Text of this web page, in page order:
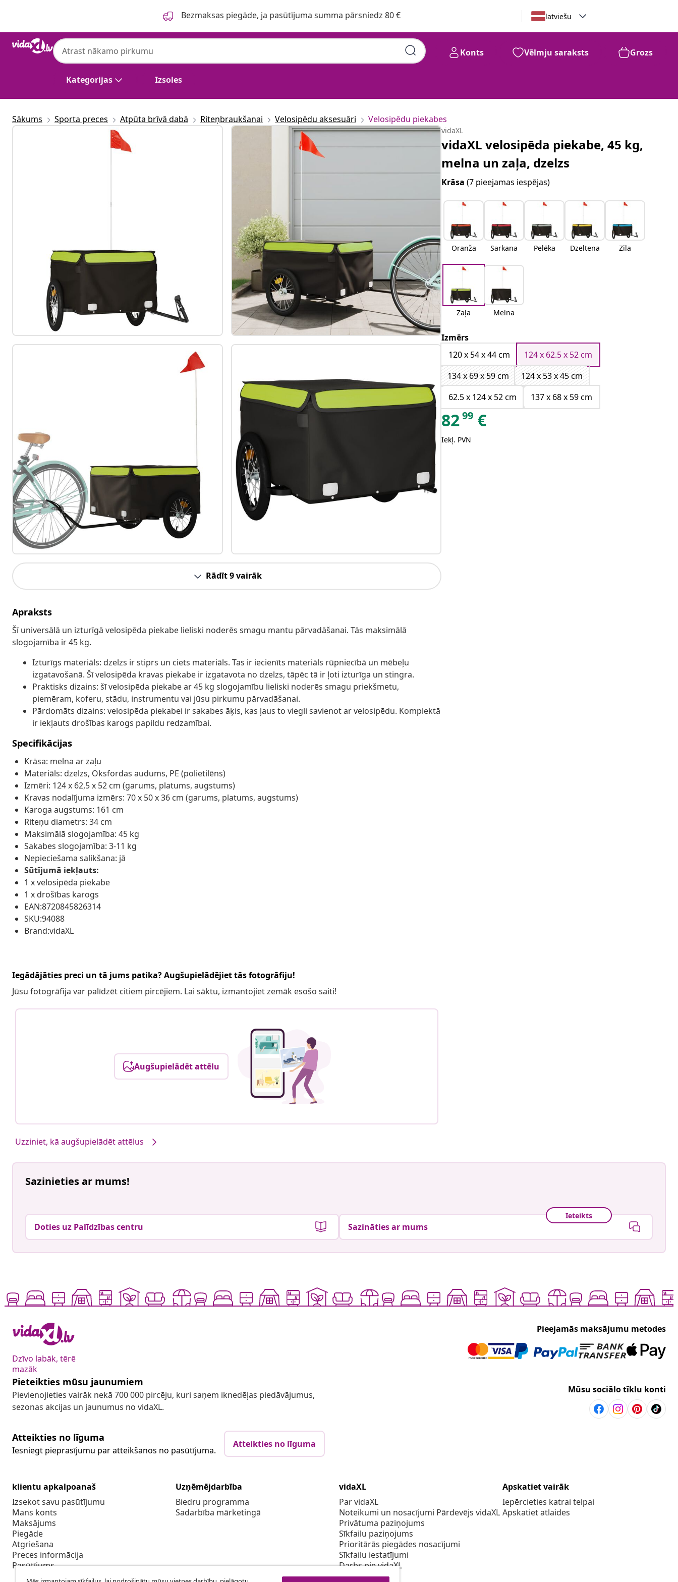
Bezmaksas piegāde, ja pasūtījuma summa pārsniedz 80 € latviešu
Kategorijas Izsoles
Konts Vēlmju saraksts Grozs
Sākums Sporta preces Atpūta brīvā dabā Riteņbraukšanai Velosipēdu aksesuāri Velosipēdu piekabes
Rādīt 9 vairāk
Apraksts
Šī universālā un izturīgā velosipēda piekabe lieliski noderēs smagu mantu pārvadāšanai. Tās maksimālā
slogojamība ir 45 kg.
Izturīgs materiāls: dzelzs ir stiprs un ciets materiāls. Tas ir iecienīts materiāls rūpniecībā un mēbeļu
izgatavošanā. Šī velosipēda kravas piekabe ir izgatavota no dzelzs, tāpēc tā ir ļoti izturīga un stingra.
Praktisks dizains: šī velosipēda piekabe ar 45 kg slogojamību lieliski noderēs smagu priekšmetu,
piemēram, koferu, stādu, instrumentu vai jūsu pirkumu pārvadāšanai.
Pārdomāts dizains: velosipēda piekabei ir sakabes āķis, kas ļaus to viegli savienot ar velosipēdu. Komplektā
ir iekļauts drošības karogs papildu redzamībai.
Specifikācijas
Krāsa: melna ar zaļu
Materiāls: dzelzs, Oksfordas audums, PE (polietilēns)
Izmēri: 124 x 62,5 x 52 cm (garums, platums, augstums)
Kravas nodalījuma izmērs: 70 x 50 x 36 cm (garums, platums, augstums)
Karoga augstums: 161 cm
Riteņu diametrs: 34 cm
Maksimālā slogojamība: 45 kg
Sakabes slogojamība: 3-11 kg
Nepieciešama salikšana: jā
Sūtījumā iekļauts:
1 x velosipēda piekabe
1 x drošības karogs
EAN:8720845826314
SKU:94088
Brand:vidaXL
Iegādājāties preci un tā jums patika? Augšupielādējiet tās fotogrāfiju!
Jūsu fotogrāfija var palīdzēt citiem pircējiem. Lai sāktu, izmantojiet zemāk esošo saiti!
Augšupielādēt attēlu
Uzziniet, kā augšupielādēt attēlus
vidaXL
vidaXL velosipēda piekabe, 45 kg,
melna un zaļa, dzelzs
Krāsa(7 pieejamas iespējas)
Oranža Sarkana Pelēka Dzeltena Zila
Zaļa Melna
Izmērs
120 x 54 x 44 cm
124 x 62.5 x 52 cm
134 x 69 x 59 cm
124 x 53 x 45 cm
62.5 x 124 x 52 cm
137 x 68 x 59 cm
8299 €
Iekļ. PVN
Sazinieties ar mums!
Doties uz Palīdzības centru
Ieteikts
Sazināties ar mums
Dzīvo labāk, tērē
mazāk
Pieejamās maksājumu metodes
Pieteikties mūsu jaunumiem
Pievienojieties vairāk nekā 700 000 pircēju, kuri saņem iknedēļas piedāvājumus,
sezonas akcijas un jaunumus no vidaXL.
Mūsu sociālo tīklu konti
Atteikties no līguma
Iesniegt pieprasījumu par atteikšanos no pasūtījuma.
Atteikties no līguma
klientu apkalpoanaš
Izsekot savu pasūtījumu
Mans konts
Maksājums
Piegāde
Atgriešana
Preces informācija
Pasūtījums
Uzņēmējdarbība
Biedru programma
Sadarbība mārketingā
vidaXL
Par vidaXL
Noteikumi un nosacījumi Pārdevējs vidaXL
Privātuma paziņojums
Sīkfailu paziņojums
Prioritārās piegādes nosacījumi
Sīkfailu iestatījumi
Darbs pie vidaXL
Drošības
Apskatiet vairāk
Iepērcieties katrai telpai
Apskatiet atlaides